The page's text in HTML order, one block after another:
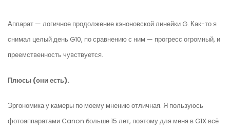
Аппарат — логичное продолжение кэноновской линейки G. Как-то я
снимал целый день G10, по сравнению с ним — прогресс огромный, и
преемственность чувствуется.
Плюсы (они есть).
Эргономика у камеры по моему мнению отличная. Я пользуюсь
фотоаппаратами Canon больше 15 лет, поэтому для меня в G1X всё